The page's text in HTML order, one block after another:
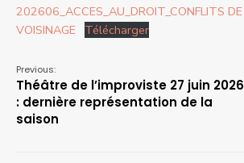
202606_ACCES_AU_DROIT_CONFLITS DE
VOISINAGE Télécharger
Previous:
Théâtre de l’improviste 27 juin 2026
: dernière représentation de la
saison